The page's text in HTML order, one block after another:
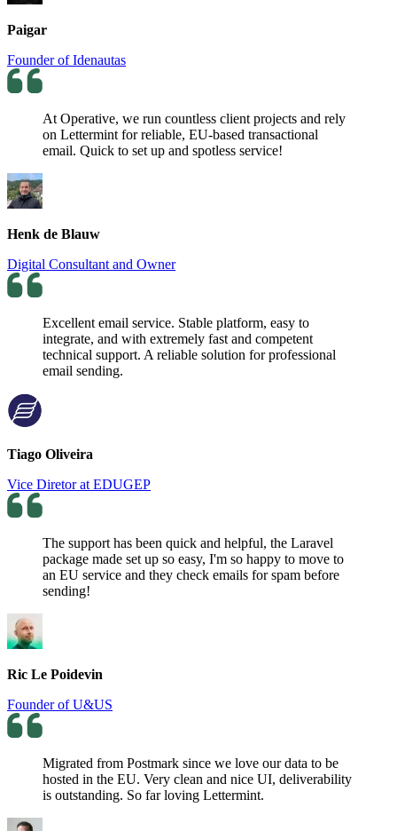
Paigar
Founder of Idenautas
At Operative, we run countless client projects and rely
on Lettermint for reliable, EU-based transactional
email. Quick to set up and spotless service!
Henk de Blauw
Digital Consultant and Owner
Excellent email service. Stable platform, easy to
integrate, and with extremely fast and competent
technical support. A reliable solution for professional
email sending.
Tiago Oliveira
Vice Diretor at EDUGEP
The support has been quick and helpful, the Laravel
package made set up so easy, I'm so happy to move to
an EU service and they check emails for spam before
sending!
Ric Le Poidevin
Founder of U&US
Migrated from Postmark since we love our data to be
hosted in the EU. Very clean and nice UI, deliverability
is outstanding. So far loving Lettermint.